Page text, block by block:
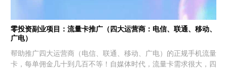
零投资副业项目：流量卡推广（四大运营商：电信、联通、移动、
广电）
帮助推广四大运营商（电信、联通、移动、广电）的正规手机流量
卡，每单佣金几十到几百不等！自媒体时代，流量卡需求很大，四